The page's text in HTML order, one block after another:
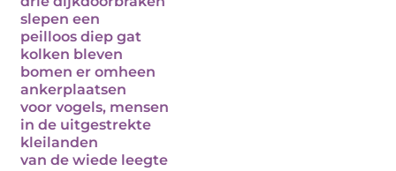
slepen een
peilloos diep gat
kolken bleven
bomen er omheen
ankerplaatsen
voor vogels, mensen
in de uitgestrekte
kleilanden
van de wiede leegte